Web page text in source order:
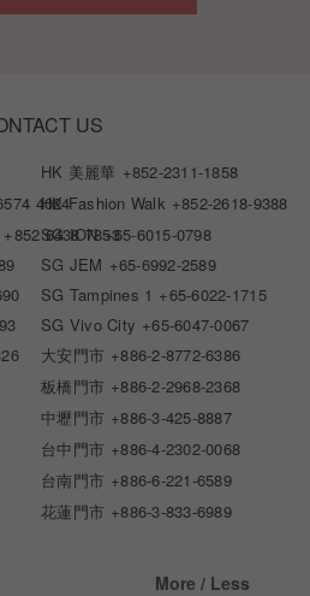
US
HK 美麗華 +852-2311-1858
4024
HK Fashion Walk +852-2618-9388
+852 6438 7853
SG ION +65-6015-0798
SG JEM +65-6992-2589
SG Tampines 1 +65-6022-1715
SG Vivo City +65-6047-0067
大安門市 +886-2-8772-6386
板橋門市 +886-2-2968-2368
中壢門市 +886-3-425-8887
台中門市 +886-4-2302-0068
台南門市 +886-6-221-6589
花蓮門市 +886-3-833-6989
More / Less